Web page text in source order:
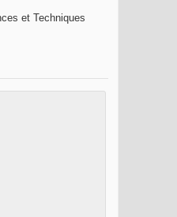
et Techniques